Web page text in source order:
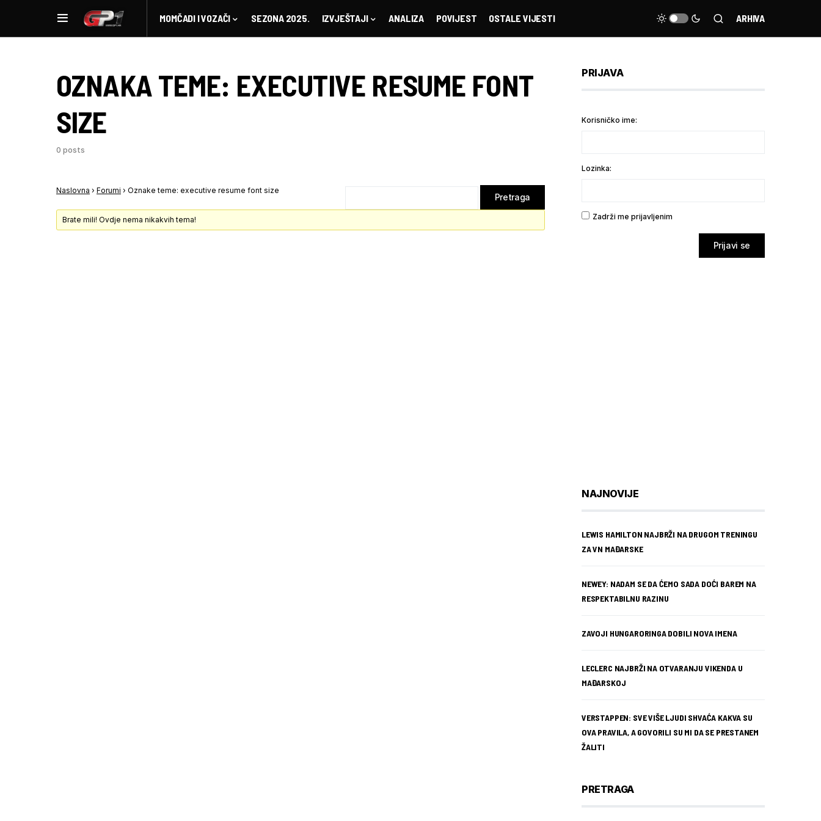
MOMČADI I VOZAČI SEZONA 2025. IZVJEŠTAJI ANALIZA POVIJEST OSTALE VIJESTI ARHIVA
OZNAKA TEME: EXECUTIVE RESUME FONT
SIZE
0 posts
Naslovna › Forumi › Oznake teme: executive resume font size
Brate mili! Ovdje nema nikakvih tema!
PRIJAVA
Korisničko ime:
Lozinka:
Zadrži me prijavljenim
Prijavi se
NAJNOVIJE
LEWIS HAMILTON NAJBRŽI NA DRUGOM TRENINGU
ZA VN MAĐARSKE
NEWEY: NADAM SE DA ĆEMO SADA DOĆI BAREM NA
RESPEKTABILNU RAZINU
ZAVOJI HUNGARORINGA DOBILI NOVA IMENA
LECLERC NAJBRŽI NA OTVARANJU VIKENDA U
MAĐARSKOJ
VERSTAPPEN: SVE VIŠE LJUDI SHVAĆA KAKVA SU
OVA PRAVILA, A GOVORILI SU MI DA SE PRESTANEM
ŽALITI
PRETRAGA